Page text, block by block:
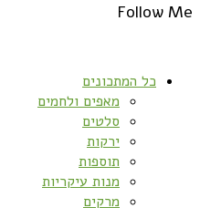
Follow Me
כל המתכונים
מאפים ולחמים
סלטים
ירקות
תוספות
מנות עיקריות
מרקים